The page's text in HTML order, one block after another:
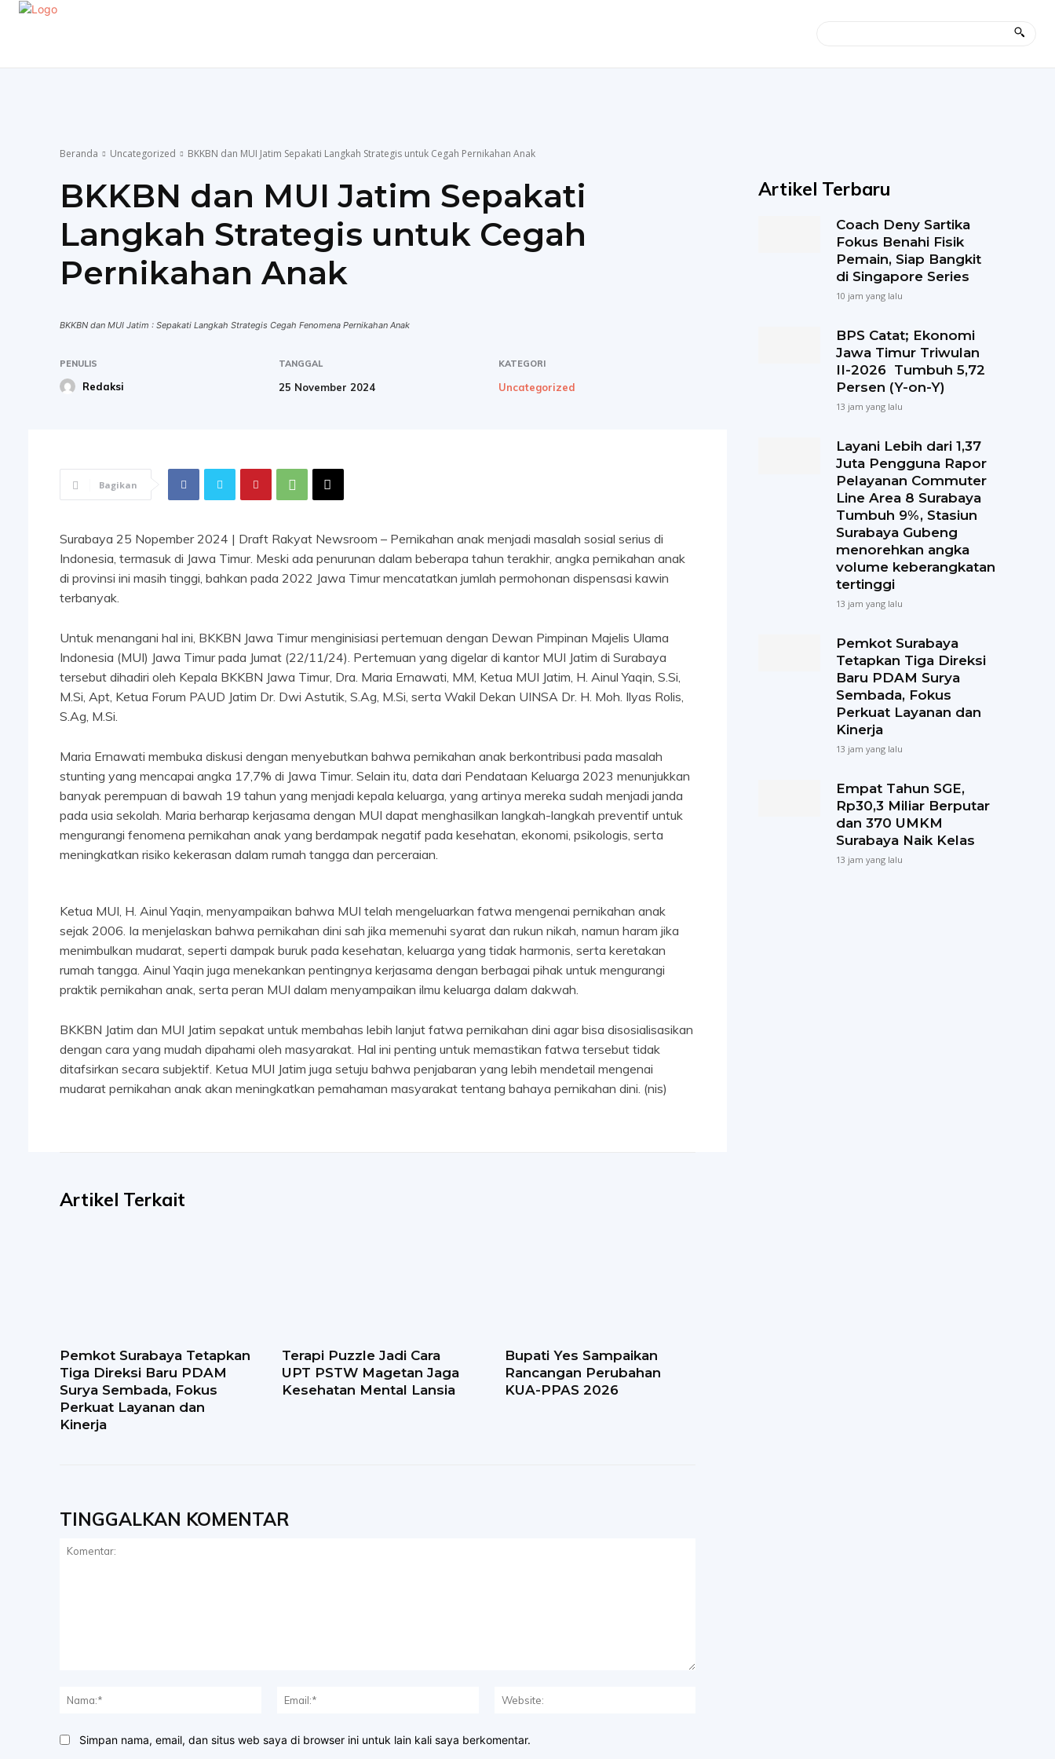
Beranda Uncategorized BKKBN dan MUI Jatim Sepakati Langkah Strategis untuk Cegah Pernikahan Anak
BKKBN dan MUI Jatim Sepakati
Langkah Strategis untuk Cegah
Pernikahan Anak
BKKBN dan MUI Jatim : Sepakati Langkah Strategis Cegah Fenomena Pernikahan Anak
PENULIS
Redaksi
TANGGAL
25 November 2024
KATEGORI
Uncategorized
Bagikan
Surabaya 25 Nopember 2024 | Draft Rakyat Newsroom – Pernikahan anak menjadi masalah sosial serius di
Indonesia, termasuk di Jawa Timur. Meski ada penurunan dalam beberapa tahun terakhir, angka pernikahan anak
di provinsi ini masih tinggi, bahkan pada 2022 Jawa Timur mencatatkan jumlah permohonan dispensasi kawin
terbanyak.
Untuk menangani hal ini, BKKBN Jawa Timur menginisiasi pertemuan dengan Dewan Pimpinan Majelis Ulama
Indonesia (MUI) Jawa Timur pada Jumat (22/11/24). Pertemuan yang digelar di kantor MUI Jatim di Surabaya
tersebut dihadiri oleh Kepala BKKBN Jawa Timur, Dra. Maria Ernawati, MM, Ketua MUI Jatim, H. Ainul Yaqin, S.Si,
M.Si, Apt, Ketua Forum PAUD Jatim Dr. Dwi Astutik, S.Ag, M.Si, serta Wakil Dekan UINSA Dr. H. Moh. Ilyas Rolis,
S.Ag, M.Si.
Maria Ernawati membuka diskusi dengan menyebutkan bahwa pernikahan anak berkontribusi pada masalah
stunting yang mencapai angka 17,7% di Jawa Timur. Selain itu, data dari Pendataan Keluarga 2023 menunjukkan
banyak perempuan di bawah 19 tahun yang menjadi kepala keluarga, yang artinya mereka sudah menjadi janda
pada usia sekolah. Maria berharap kerjasama dengan MUI dapat menghasilkan langkah-langkah preventif untuk
mengurangi fenomena pernikahan anak yang berdampak negatif pada kesehatan, ekonomi, psikologis, serta
meningkatkan risiko kekerasan dalam rumah tangga dan perceraian.
Ketua MUI, H. Ainul Yaqin, menyampaikan bahwa MUI telah mengeluarkan fatwa mengenai pernikahan anak
sejak 2006. Ia menjelaskan bahwa pernikahan dini sah jika memenuhi syarat dan rukun nikah, namun haram jika
menimbulkan mudarat, seperti dampak buruk pada kesehatan, keluarga yang tidak harmonis, serta keretakan
rumah tangga. Ainul Yaqin juga menekankan pentingnya kerjasama dengan berbagai pihak untuk mengurangi
praktik pernikahan anak, serta peran MUI dalam menyampaikan ilmu keluarga dalam dakwah.
BKKBN Jatim dan MUI Jatim sepakat untuk membahas lebih lanjut fatwa pernikahan dini agar bisa disosialisasikan
dengan cara yang mudah dipahami oleh masyarakat. Hal ini penting untuk memastikan fatwa tersebut tidak
ditafsirkan secara subjektif. Ketua MUI Jatim juga setuju bahwa penjabaran yang lebih mendetail mengenai
mudarat pernikahan anak akan meningkatkan pemahaman masyarakat tentang bahaya pernikahan dini. (nis)
Artikel Terkait
Pemkot Surabaya Tetapkan
Tiga Direksi Baru PDAM
Surya Sembada, Fokus
Perkuat Layanan dan
Kinerja
Terapi Puzzle Jadi Cara
UPT PSTW Magetan Jaga
Kesehatan Mental Lansia
Bupati Yes Sampaikan
Rancangan Perubahan
KUA-PPAS 2026
TINGGALKAN KOMENTAR
Nama:*
Email:*
Simpan nama, email, dan situs web saya di browser ini untuk lain kali saya berkomentar.
Artikel Terbaru
Coach Deny Sartika
Fokus Benahi Fisik
Pemain, Siap Bangkit
di Singapore Series
10 jam yang lalu
BPS Catat; Ekonomi
Jawa Timur Triwulan
II-2026 Tumbuh 5,72
Persen (Y-on-Y)
13 jam yang lalu
Layani Lebih dari 1,37
Juta Pengguna Rapor
Pelayanan Commuter
Line Area 8 Surabaya
Tumbuh 9%, Stasiun
Surabaya Gubeng
menorehkan angka
volume keberangkatan
tertinggi
13 jam yang lalu
Pemkot Surabaya
Tetapkan Tiga Direksi
Baru PDAM Surya
Sembada, Fokus
Perkuat Layanan dan
Kinerja
13 jam yang lalu
Empat Tahun SGE,
Rp30,3 Miliar Berputar
dan 370 UMKM
Surabaya Naik Kelas
13 jam yang lalu